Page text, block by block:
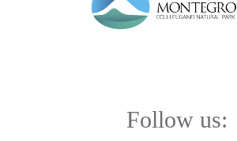
Follow us: